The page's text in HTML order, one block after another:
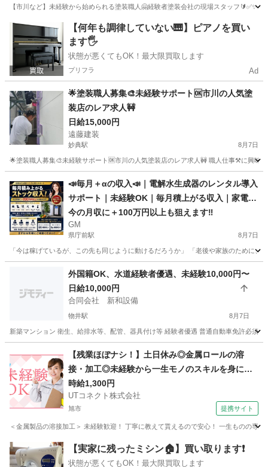
【市川など】未経験から始められる塗装職人🤗経験者塗装会社の現場スタッフ
千葉 市川市 妙典駅 建築
【何年も調律していない🎹】ピアノを買い
ます🖐️
状態が悪くてもOK！最大限買取します
プリフラ Ad
🌟塗装職人募集🎨未経験サポート🆗市川の人気塗
日給15,000円
遠藤建装
妙典駅 8月7日
🌟塗装職人募集🎨未経験サポート🆗市川の人気塗装店のレア求人🚧 職人仕事⚒️に興味
妙典駅 その他
📣毎月＋αの収入📣｜電解水生成器のレンタル導入
サポート｜未経験OK｜毎月積上がる収入｜家電取
付業者・営業職・個人の方も活躍中！｜千葉県 🔻
🔻🔻🔻🔻🔻🔻🔻🔻🔻🔻🔻🔻🔻
今の月収に＋100万円以上も狙えます‼️
GM
県庁前駅 8月7日
「今は稼げているが、この先も同じように動けるだろうか」 「老後や家族のため
県庁前駅 その他 サブスク
外国籍OK、水道経験者優遇、未経験10,000円〜
日給10,000円
合同会社 新和設備
物井駅 8月7日
新築マンション 衛生、給排水等、配管、器具付け等 経験者優遇 普通自動車免許必須
物井駅 その他 水道
【残業ほぼナシ！】土日休み◎金属ロールの溶
接・加工◎未経験から一生モノのスキルを身につ
けられます♪メーカーへの転籍支援制度あり◎男性
活躍中！＜千葉県香取市＞
時給1,300円
UTコネクト株式会社
旭市 提携サイト
＜金属製品の溶接加工＞ 未経験歓迎！ 丁寧に教えて貰えるので安心！ 一生ものの
旭市 大工
【実家に残ったミシン🏠】買い取ります❗️
状態が悪くてもOK！最大限買取します